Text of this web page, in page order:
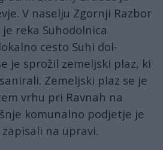
V naselju Zgornji Razbor
reka Suhodolnica
cesto Suhi dol-
je sprožil zemeljski plaz, ki
Zemeljski plaz se je
vrhu pri Ravnah na
komunalno podjetje je
na upravi.